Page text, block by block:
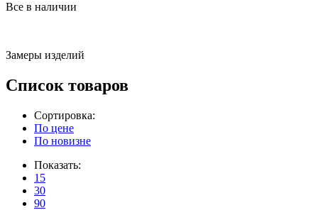
Все в наличии
Замеры изделий
Список товаров
Сортировка:
По цене
По новизне
Показать:
15
30
90